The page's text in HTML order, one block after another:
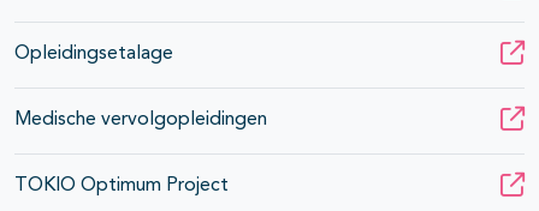
Opleidingsetalage
Medische vervolgopleidingen
TOKIO Optimum Project